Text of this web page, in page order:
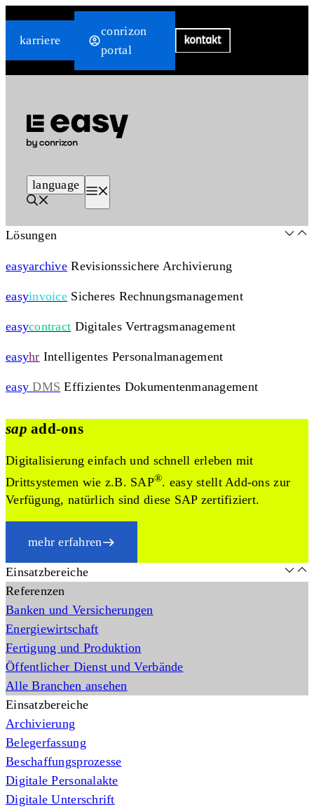
Inhaltkarriere
conrizon
portal
language
Lösungen
easyarchive Revisionssichere Archivierung
easyinvoice Sicheres Rechnungsmanagement
easycontract Digitales Vertragsmanagement
easyhr Intelligentes Personalmanagement
easy DMS Effizientes Dokumentenmanagement
sap add-ons
Digitalisierung einfach und schnell erleben mit
Drittsystemen wie z.B. SAP®. easy stellt Add-ons zur
Verfügung, natürlich sind diese SAP zertifiziert.
mehr erfahren
Einsatzbereiche
Referenzen
Banken und Versicherungen
Energiewirtschaft
Fertigung und Produktion
Öffentlicher Dienst und Verbände
Alle Branchen ansehen
Einsatzbereiche
Archivierung
Belegerfassung
Beschaffungsprozesse
Digitale Personalakte
Digitale Unterschrift